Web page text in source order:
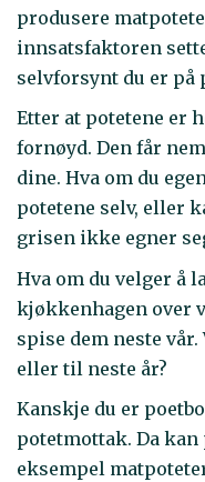
produsere
innsatsfaktoren
selvforsynt du er på
Etter at potetene er
fornøyd. Den får
dine. Hva om du
potetene selv, eller
grisen ikke egner
Hva om du velger å
kjøkkenhagen over
spise dem neste
eller til neste år?
Kanskje du er
potetmottak. Da kan
eksempel